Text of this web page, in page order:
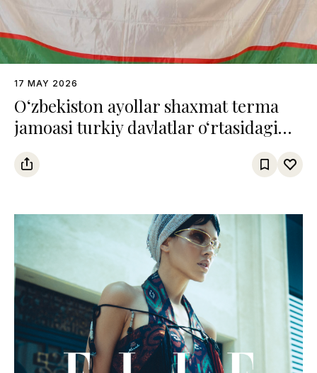
17 MAY 2026
O‘zbekiston ayollar shaxmat terma
jamoasi turkiy davlatlar o‘rtasidagi
chempionatda uchinchi o‘rinni
egalladi